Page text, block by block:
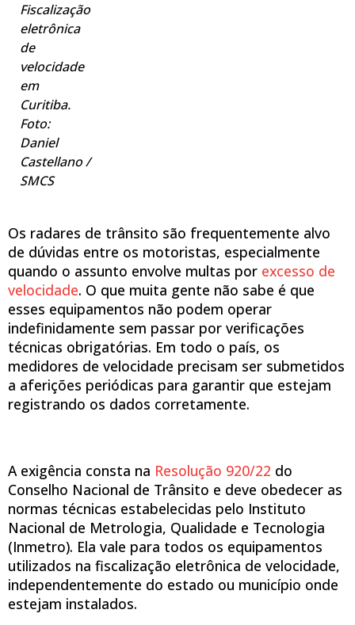
Fiscalização
eletrônica
de
velocidade
em
Curitiba.
Foto:
Daniel
Castellano /
SMCS
Os radares de trânsito são frequentemente alvo
de dúvidas entre os motoristas, especialmente
quando o assunto envolve multas por excesso de
velocidade. O que muita gente não sabe é que
esses equipamentos não podem operar
indefinidamente sem passar por verificações
técnicas obrigatórias. Em todo o país, os
medidores de velocidade precisam ser submetidos
a aferições periódicas para garantir que estejam
registrando os dados corretamente.
A exigência consta na Resolução 920/22 do
Conselho Nacional de Trânsito e deve obedecer as
normas técnicas estabelecidas pelo Instituto
Nacional de Metrologia, Qualidade e Tecnologia
(Inmetro). Ela vale para todos os equipamentos
utilizados na fiscalização eletrônica de velocidade,
independentemente do estado ou município onde
estejam instalados.